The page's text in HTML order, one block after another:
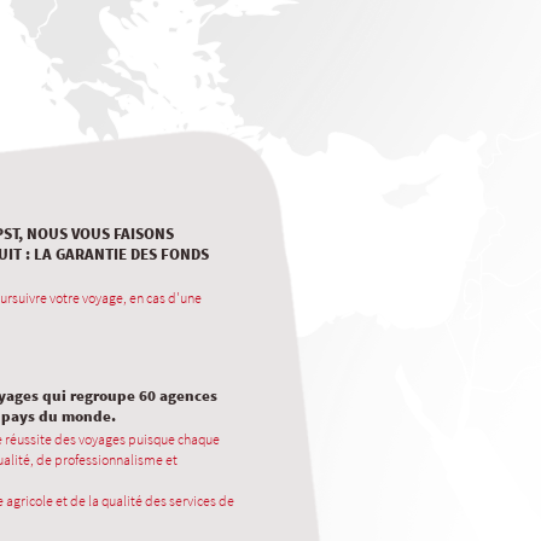
NOUS VOUS FAISONS
: LA GARANTIE DES FONDS
votre voyage, en cas d'une
qui regroupe 60 agences
du monde.
des voyages puisque chaque
de professionnalisme et
agricole et de la qualité des services de